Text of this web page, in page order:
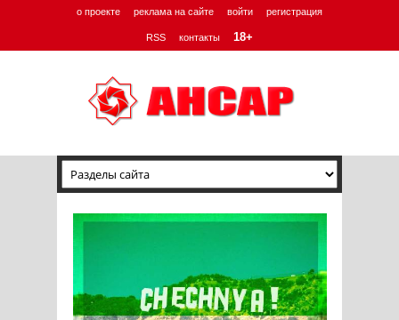
о проекте реклама на сайте войти регистрация
RSS контакты 18+